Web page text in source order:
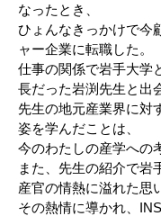
なったとき、
ひょんなきっかけで今
ャー企業に転職した。
仕事の関係で岩手大学
長だった岩渕先生と出
先生の地元産業界に対
姿を学んだことは、
今のわたしの産学への
また、先生の紹介で岩
産官の情熱に溢れた思
その熱情に導かれ、